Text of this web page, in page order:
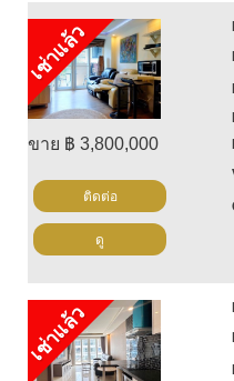
เช่าแล้ว
ขาย ฿ 3,800,000
ติดต่อ
ดู
เช่าแล้ว